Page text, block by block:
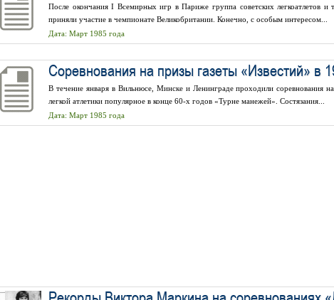
После окончания I Всемирных игр в Париже группа советских легкоатлетов и
приняли участие в чемпионате Великобритании. Конечно, с особым интересом...
Дата: Март 1985 года
Соревнования на призы газеты «Известий» в
В течение января в Вильнюсе, Минске и Ленинграде проходили соревнования
легкой атлетики популярное в конце 60-х годов «Турне манежей». Состязания...
Дата: Март 1985 года